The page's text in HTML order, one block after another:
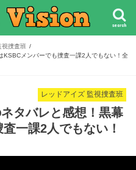
search
視捜査班
KSBCメンバーでも捜査一課2人でもない！全
レッドアイズ 監視捜査班
タバレと感想！黒幕
一課2人でもない！